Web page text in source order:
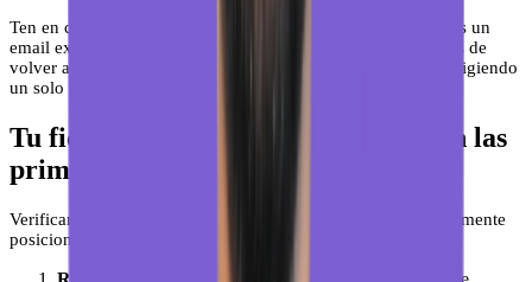
Ten en cuenta que si Google rechaza tu verificación, recibirás un
email explicando el motivo. Lee ese email con atención antes de
volver a intentarlo. La mayoría de rechazos se resuelven corrigiendo
un solo punto.
Tu ficha está verificada: qué hacer en las
primeras 48 horas
Verificar es el paso cero. Lo que viene después es lo que realmente
posiciona. En las primeras 48 horas, haz esto en orden: